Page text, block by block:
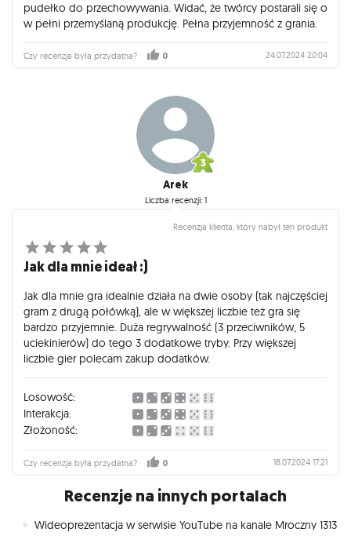
pudełko do przechowywania. Widać, że twórcy postarali się o
w pełni przemyślaną produkcję. Pełna przyjemność z grania.
Czy recenzja była przydatna? 0 24.07.2024 20:04
Arek
Liczba recenzji: 1
Recenzja klienta, który nabył ten produkt
Jak dla mnie ideał :)
Jak dla mnie gra idealnie działa na dwie osoby (tak najczęściej
gram z drugą połówką), ale w większej liczbie też gra się
bardzo przyjemnie. Duża regrywalność (3 przeciwników, 5
uciekinierów) do tego 3 dodatkowe tryby. Przy większej
liczbie gier polecam zakup dodatków.
Losowość:
Interakcja:
Złożoność:
Czy recenzja była przydatna? 0 18.07.2024 17:21
Recenzje na innych portalach
Wideoprezentacja w serwisie YouTube na kanale Mroczny 1313